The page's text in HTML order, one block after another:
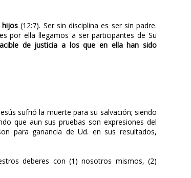
(12:7). Ser sin disciplina es ser sin padre.
por ella llegamos a ser participantes de Su
de justicia a los que en ella han sido
sufrió la muerte para su salvación; siendo
que aun sus pruebas son expresiones del
para ganancia de Ud. en sus resultados,
deberes con (1) nosotros mismos, (2)